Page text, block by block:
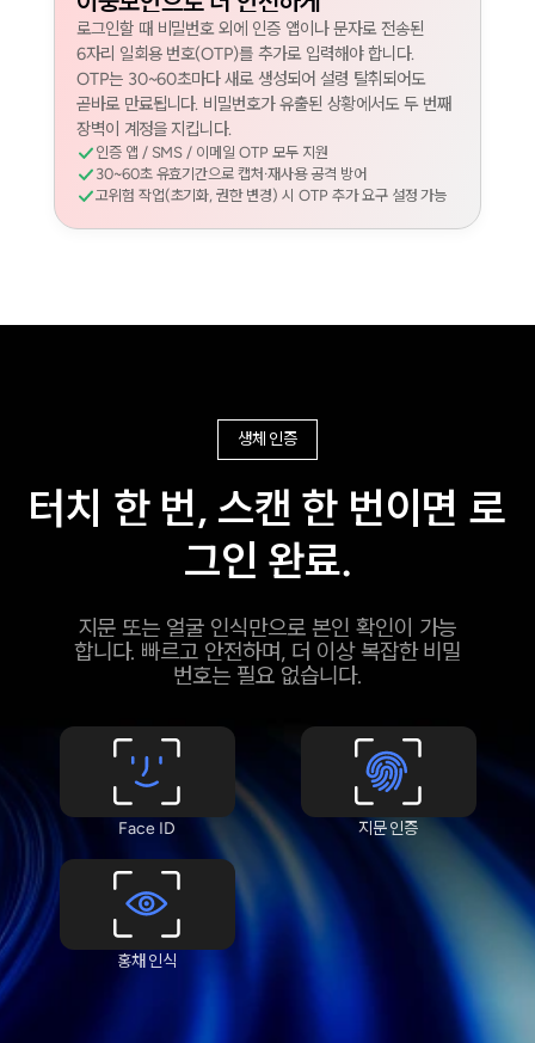
로그인할 때 비밀번호 외에 인증 앱이나 문자로 전송된
6자리 일회용 번호(OTP)를 추가로 입력해야 합니다.
OTP는 30~60초마다 새로 생성되어 설령 탈취되어도
곧바로 만료됩니다. 비밀번호가 유출된 상황에서도 두 번째
장벽이 계정을 지킵니다.
인증 앱 / SMS / 이메일 OTP 모두 지원
30~60초 유효기간으로 캡처·재사용 공격 방어
고위험 작업(초기화, 권한 변경) 시 OTP 추가 요구 설정 가능
생체 인증
터치 한 번, 스캔 한 번이면 로
그인 완료.
지문 또는 얼굴 인식만으로 본인 확인이 가능
합니다. 빠르고 안전하며, 더 이상 복잡한 비밀
번호는 필요 없습니다.
Face ID 지문 인증
홍채 인식